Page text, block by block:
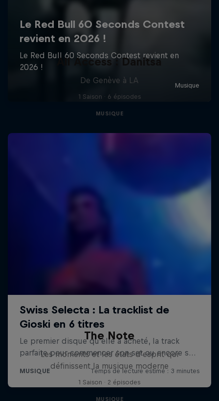
All Access : Danitsa
De Genève à LA
1 Saison · 6 épisodes
MUSIQUE
The Note
Les moments et les états d’esprit qui
définissent la musique moderne
1 Saison · 2 épisodes
MUSIQUE